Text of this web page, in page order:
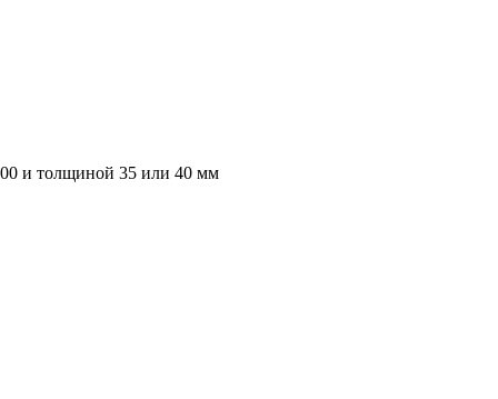
и толщиной 35 или 40 мм